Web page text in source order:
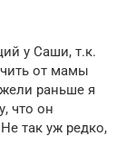
у Саши, т.к.
от мамы
раньше я
что он
так уж редко,